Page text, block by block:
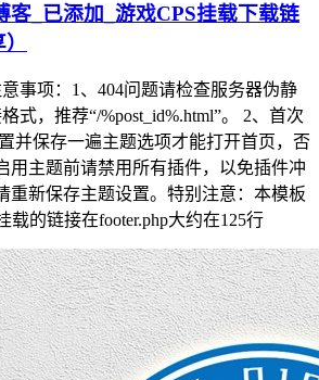
客_已添加_游戏CPS挂载下载链
意事项：1、404问题请检查服务器伪静
式，推荐“/%post_id%.html”。 2、首次
并保存一遍主题选项才能打开首页，否
用主题前请禁用所有插件，以免插件冲
重新保存主题设置。特别注意：本模板
载的链接在footer.php大约在125行